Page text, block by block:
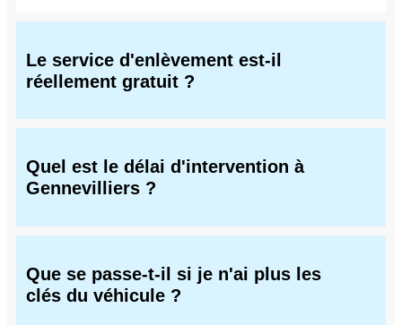
Le service d'enlèvement est-il
réellement gratuit ?
Quel est le délai d'intervention à
Gennevilliers ?
Que se passe-t-il si je n'ai plus les
clés du véhicule ?